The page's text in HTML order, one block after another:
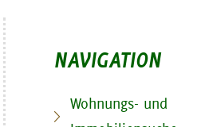
NAVIGATION
Wohnungs- und